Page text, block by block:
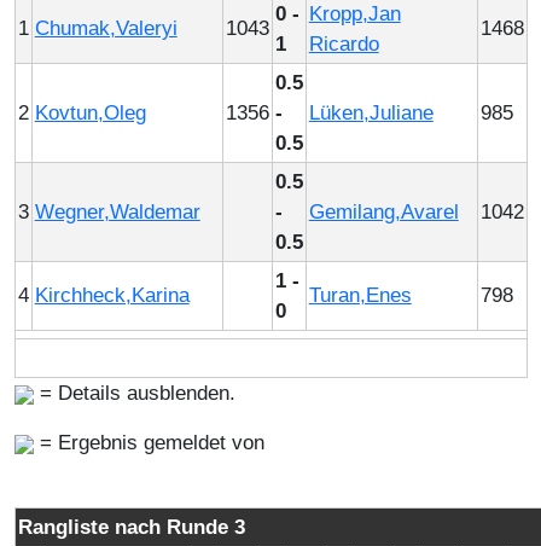
1 Chumak,Valeryi 1043
0 -
1
Kropp,Jan
Ricardo
1468
2 Kovtun,Oleg 1356
0.5
-
0.5
Lüken,Juliane 985
3 Wegner,Waldemar
0.5
-
0.5
Gemilang,Avarel 1042
4 Kirchheck,Karina
1 -
0
Turan,Enes 798
= Details ausblenden.
= Ergebnis gemeldet von
Rangliste nach Runde 3